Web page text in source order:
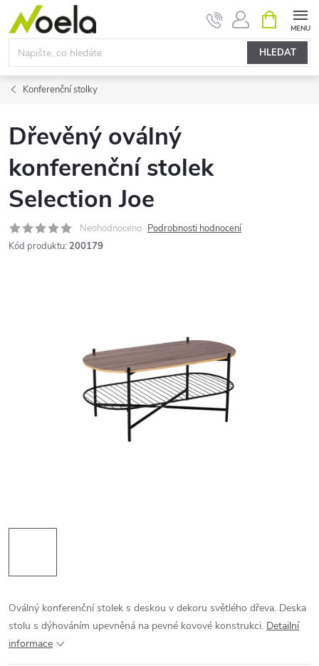
Přejít
obsah
HLEDAT
NÁKUPNÍ
KOŠÍK
Konferenční stolky
Dřevěný oválný
konferenční stolek
Selection Joe
Neohodnoceno Podrobnosti hodnocení
Kód produktu: 200179
Oválný konferenční stolek s deskou v dekoru světlého dřeva. Deska
stolu s dýhováním upevněná na pevné kovové konstrukci. Detailní
informace